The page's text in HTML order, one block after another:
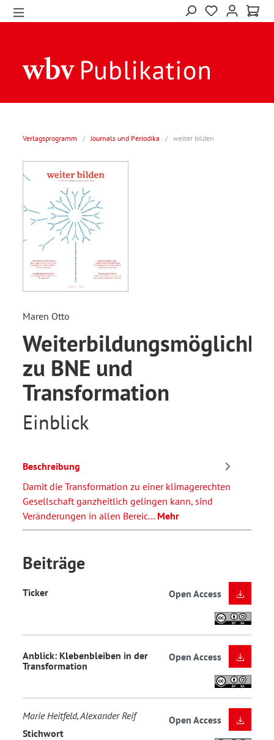
Verlagsprogramm / Journals und Periodika / weiter bilden
Maren Otto
zu BNE und
Transformation
Einblick
Beschreibung
Damit die Transformation zu einer klimagerechten
Gesellschaft ganzheitlich gelingen kann, sind
Veränderungen in allen Bereic… Mehr
Beiträge
Ticker Open Access
Anblick: Klebenbleiben in der
Transformation
Open Access
Marie Heitfeld, Alexander Reif
Stichwort
Open Access